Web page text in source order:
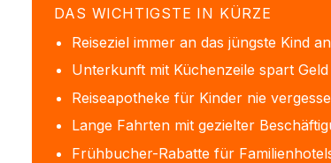
DAS WICHTIGSTE IN KÜRZE
Reiseziel immer an das jüngste Kind
Unterkunft mit Küchenzeile spart
Reiseapotheke für Kinder nie
Lange Fahrten mit gezielter
Frühbucher-Rabatte für